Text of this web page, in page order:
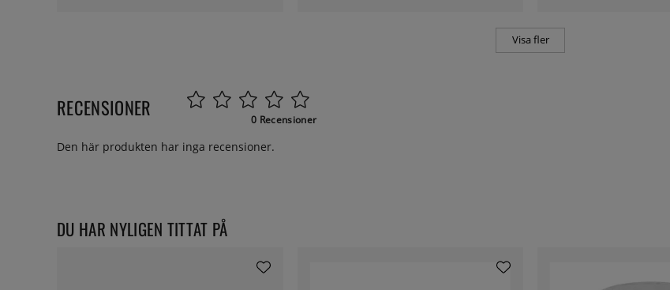
Visa fler
RECENSIONER 0 Recensioner
Den här produkten har inga recensioner.
DU HAR NYLIGEN TITTAT PÅ